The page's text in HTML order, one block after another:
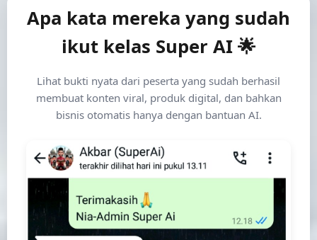
Apa kata mereka yang sudah
ikut kelas Super AI 🌟
Lihat bukti nyata dari peserta yang sudah berhasil
membuat konten viral, produk digital, dan bahkan
bisnis otomatis hanya dengan bantuan AI.